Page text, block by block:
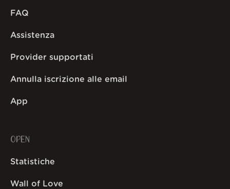
FAQ
Assistenza
Provider supportati
Annulla iscrizione alle email
App
OPEN
Statistiche
Wall of Love